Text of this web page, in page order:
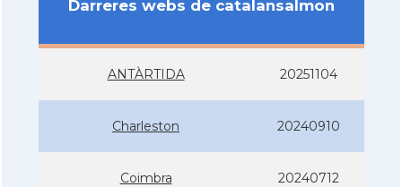
Darreres webs de catalansalmon
ANTÀRTIDA 20251104
Charleston 20240910
Coimbra 20240712